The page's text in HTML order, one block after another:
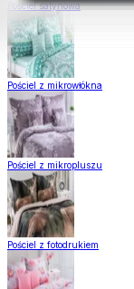
Pościel satynowa
Pościel z mikrowłókna
Pościel z mikropluszu
Pościel z fotodrukiem